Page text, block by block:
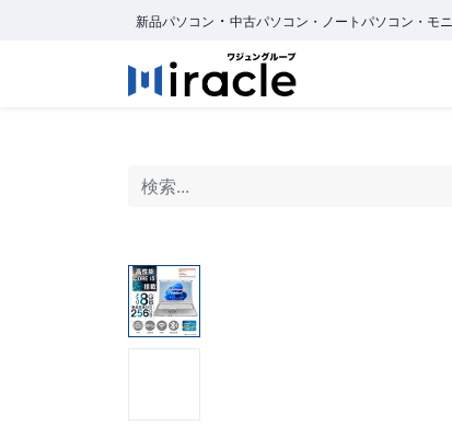
新品パソコン ・ 中古パソコン・ノートパソコン・モ